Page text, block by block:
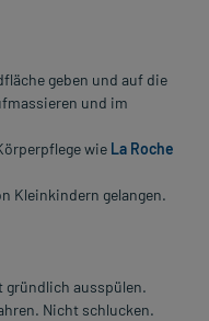
geben und auf die
und im
wie La Roche
Kleinkindern gelangen.
gründlich ausspülen.
Nicht schlucken.